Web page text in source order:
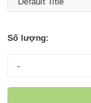
Số lượng:
-